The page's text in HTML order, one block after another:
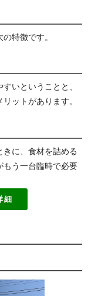
特徴です。
いということと、
ットがあります。
に、食材を詰める
もう一台臨時で必要
細